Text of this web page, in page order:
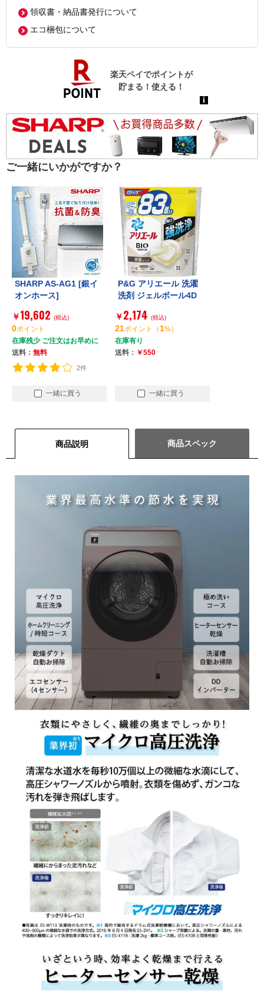
領収書・納品書発行について
エコ梱包について
ご一緒にいかがですか？
SHARP AS-AG1 [銀イ
オンホース]
￥19,602 (税込)
0ポイント
在庫残少 ご注文はお早めに
送料： 無料
2件
一緒に買う
P&G アリエール 洗濯
洗剤 ジェルボール4D
ャンボ 83個
￥2,174 (税込)
21ポイント （ 1%）
在庫有り
送料： ￥550
一緒に買う
商品説明 商品スペック